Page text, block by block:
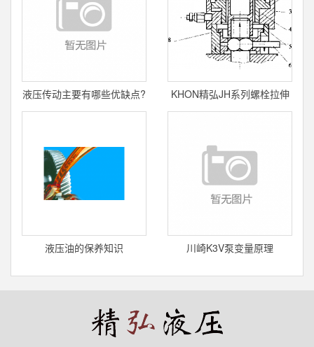
液压传动主要有哪些优缺点?
KHON精弘JH系列螺栓拉伸
器的原理及应用
液压油的保养知识 川崎K3V泵变量原理